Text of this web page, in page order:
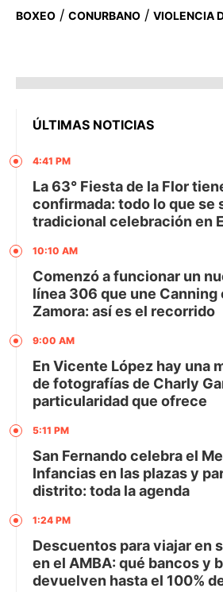
BOXEO / CONURBANO / VIOLENCIA
ÚLTIMAS NOTICIAS
4:41 PM
La 63° Fiesta de la Flor
confirmada: todo lo que se
tradicional celebración en
10:10 AM
Comenzó a funcionar un
línea 306 que une Canning
Zamora: así es el recorrido
9:00 AM
En Vicente López hay una
de fotografías de Charly
particularidad que ofrece
5:11 PM
San Fernando celebra el
Infancias en las plazas y
distrito: toda la agenda
1:24 PM
Descuentos para viajar en
en el AMBA: qué bancos y
devuelven hasta el 100%